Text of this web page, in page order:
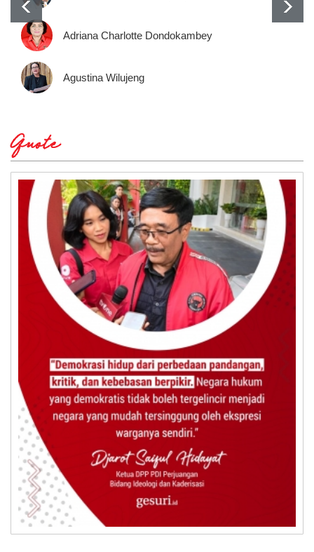
Adriana Charlotte Dondokambey
Agustina Wilujeng
Quote